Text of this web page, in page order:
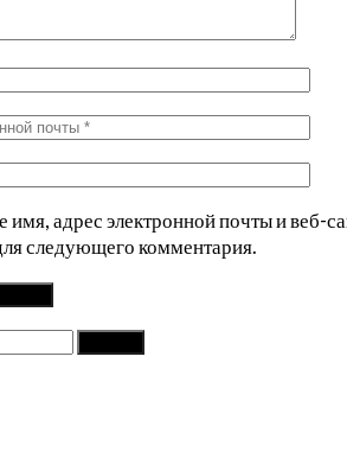
имя, адрес электронной почты и веб-
следующего комментария.